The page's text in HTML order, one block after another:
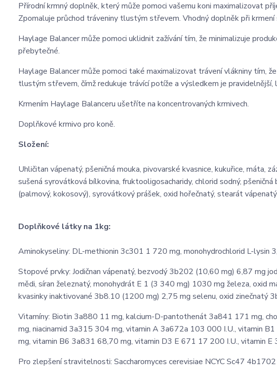
Přírodní krmný doplněk, který může pomoci vašemu koni maximalizovat
Zpomaluje průchod tráveniny tlustým střevem. Vhodný doplněk při krmení
Haylage Balancer může pomoci uklidnit zažívání tím, že minimalizuje
přebytečné.
Haylage Balancer může pomoci také maximalizovat trávení vlákniny tím,
tlustým střevem, čímž redukuje trávící potíže a výsledkem je pravidelnější,
Krmením Haylage Balanceru ušetříte na koncentrovaných krmivech.
Doplňkové krmivo pro koně.
Složení:
Uhličitan vápenatý, pšeničná mouka, pivovarské kvasnice, kukuřice, máta,
sušená syrovátková bílkovina, fruktooligosacharidy, chlorid sodný,
(palmový, kokosový), syrovátkový prášek, oxid hořečnatý, stearát vápenatý
Doplňkové látky na 1kg:
Aminokyseliny: DL-methionin 3c301 1 720 mg, monohydrochlorid L-lysin
Stopové prvky: Jodičnan vápenatý, bezvodý 3b202 (10,60 mg) 6,87 mg
mědi, síran železnatý, monohydrát E 1 (3 340 mg) 1030 mg železa, oxid
kvasinky inaktivované 3b8.10 (1200 mg) 2,75 mg selenu, oxid zinečnatý
Vitamíny: Biotin 3a880 11 mg, kalcium-D-pantothenát 3a841 171 mg,
mg, niacinamid 3a315 304 mg, vitamin A 3a672a 103 000 I.U., vitamin
mg, vitamin B6 3a831 68,70 mg, vitamin D3 E 671 17 200 I.U., vitamin
Pro zlepšení stravitelnosti: Saccharomyces cerevisiae NCYC Sc47